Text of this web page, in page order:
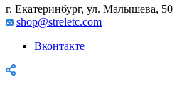
г. Екатеринбург, ул. Малышева, 50
shop@streletc.com
Вконтакте